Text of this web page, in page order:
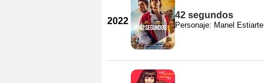
2022
42 segundos
Personaje: Manel Estiarte